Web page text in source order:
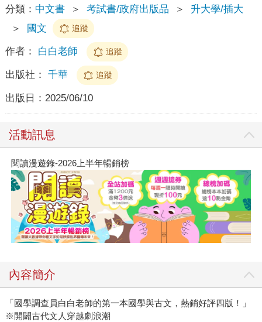
分類： 中文書 ＞ 考試書/政府出版品 ＞
升大學/插大
＞
國文 追蹤
作者： 白白老師 追蹤
出版社： 千華 追蹤
出版日： 2025/06/10
活動訊息
閱讀漫遊錄-2026上半年暢銷榜
內容簡介
「國學調查員白白老師的第一本國學與古文，熱銷好評四版！」
※開闢古代文人穿越劇浪潮